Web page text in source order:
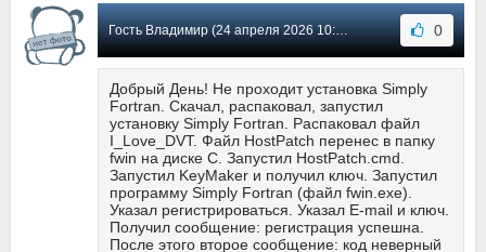
Гость Владимир (24 апреля 2026 10:39) Сообщение #25 0
Добрый День! Не проходит установка Simply
Fortran. Скачал, распаковал, запустил
установку Simply Fortran. Распаковал файл
I_Love_DVT. Файл HostPatch перенес в папку
fwin на диске C. Запустил HostPatch.cmd.
Запустил KeyMaker и получил ключ. Запустил
программу Simply Fortran (файл fwin.exe).
Указал регистрироваться. Указал E-mail и ключ.
Получил сообщение: регистрация успешна.
После этого второе сообщение: код неверный